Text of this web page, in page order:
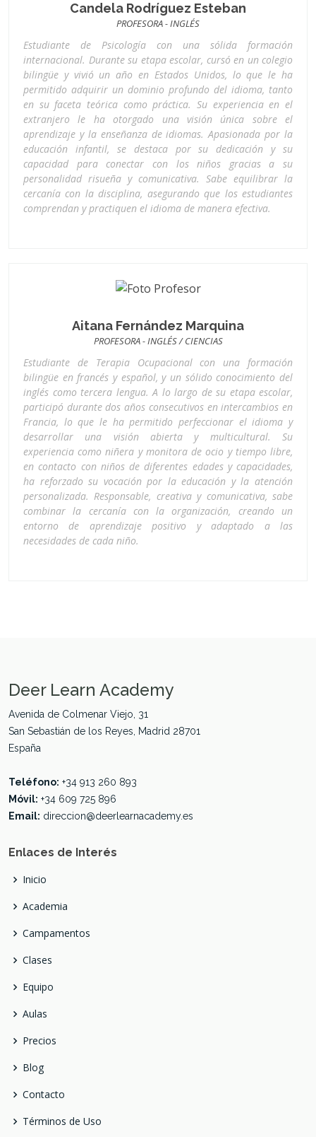
Candela Rodríguez Esteban
PROFESORA - INGLÉS
Estudiante de Psicología con una sólida formación
internacional. Durante su etapa escolar, cursó en un colegio
bilingüe y vivió un año en Estados Unidos, lo que le ha
permitido adquirir un dominio profundo del idioma, tanto
en su faceta teórica como práctica. Su experiencia en el
extranjero le ha otorgado una visión única sobre el
aprendizaje y la enseñanza de idiomas. Apasionada por la
educación infantil, se destaca por su dedicación y su
capacidad para conectar con los niños gracias a su
personalidad risueña y comunicativa. Sabe equilibrar la
cercanía con la disciplina, asegurando que los estudiantes
comprendan y practiquen el idioma de manera efectiva.
Aitana Fernández Marquina
PROFESORA - INGLÉS / CIENCIAS
Estudiante de Terapia Ocupacional con una formación
bilingüe en francés y español, y un sólido conocimiento del
inglés como tercera lengua. A lo largo de su etapa escolar,
participó durante dos años consecutivos en intercambios en
Francia, lo que le ha permitido perfeccionar el idioma y
desarrollar una visión abierta y multicultural. Su
experiencia como niñera y monitora de ocio y tiempo libre,
en contacto con niños de diferentes edades y capacidades,
ha reforzado su vocación por la educación y la atención
personalizada. Responsable, creativa y comunicativa, sabe
combinar la cercanía con la organización, creando un
entorno de aprendizaje positivo y adaptado a las
necesidades de cada niño.
Deer Learn Academy
Avenida de Colmenar Viejo, 31
San Sebastián de los Reyes, Madrid 28701
España
Teléfono: +34 913 260 893
Móvil: +34 609 725 896
Email: direccion@deerlearnacademy.es
Enlaces de Interés
Inicio
Academia
Campamentos
Clases
Equipo
Aulas
Precios
Blog
Contacto
Términos de Uso